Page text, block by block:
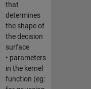
that
determines
the shape of
the decision
surface
• parameters
in the kernel
function (eg: